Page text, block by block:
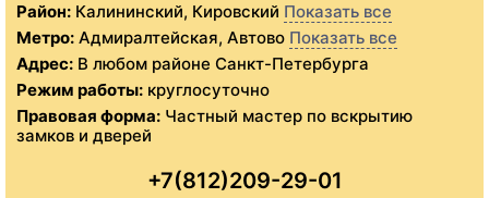
Район: Калининский, Кировский Показать все
Метро: Адмиралтейская, Автово Показать все
Адрес: В любом районе Санкт-Петербурга
Режим работы: круглосуточно
Правовая форма: Частный мастер по вскрытию
замков и дверей
+7(812)209-29-01